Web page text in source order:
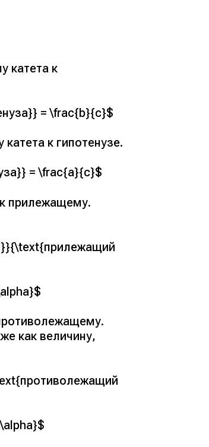
катета к
= \frac{b}{c}$
к гипотенузе.
= \frac{a}{c}$
прилежащему.
как величину,